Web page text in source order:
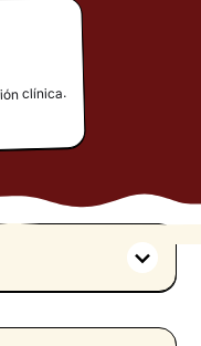
clínica.